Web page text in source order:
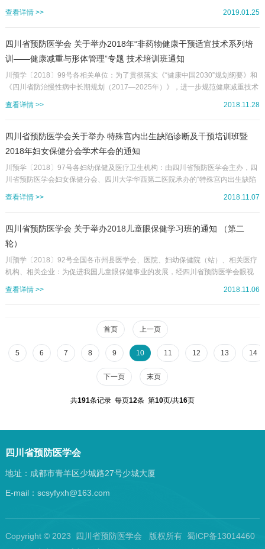
术人才队伍综合素质，更好地推广中国妇女盆底功能障碍防治技术及整体康复技
防治水平规范化发展，由四川省预防医学会、四川省女性盆底功能障碍性疾病质
量控制中心联合主办、四川大学华西第二医院承办的“盆底功能障碍性疾病防...
查看详情 >> 2019.01.25
四川省预防医学会 关于举办2018年“非药物健康干预适宜技术系列培
训——健康减重与形体管理”专题 技术培训班通知
川预学〔2018〕99号各相关单位：为了贯彻落实《“健康中国2030”规划纲要》和
《四川省防治慢性病中长期规划（2017—2025年）》，进一步规范健康减重技术
量，推进肥胖预防治疗一体化、规范化、科学化，四川省预防医学会身体活动与
之健康减重与形体管理”专题技术培训班。本次培训班将邀请临床医学、体育学、
中医学、营养学、康复医学等肥胖问题所涉及的跨学...
查看详情 >> 2018.11.28
四川省预防医学会关于举办 特殊宫内出生缺陷诊断及干预培训班暨
2018年妇女保健分会学术年会的通知
‍‍‍‍‍‍‍‍‍‍川预学〔2018〕97号各妇幼保健及医疗卫生机构：由四川省预防医学会主办，四
川省预防医学会妇女保健分会、四川大学华西第二医院承办的“特殊宫内出生缺陷
术年会”定于2018年12月7-9日在成都召开，大会主席由华西第二医院王晓东教授
护领域的热点与难点，特别是特殊宫内出生缺陷的监护与宫内治疗，通过大会主
题演讲、围产医学热点专题...
查看详情 >> 2018.11.07
四川省预防医学会 关于举办2018儿童眼保健学习班的通知 （第二
轮）
川预学〔2018〕92号全国各市州县医学会、医院、妇幼保健院（站）、相关医疗
机构、相关企业：为促进我国儿童眼保健事业的发展，经四川省预防医学会眼视
——2018儿童眼保健学习班。学习班主要涉及青少年近视防控、斜视和弱视的规
先天性白内障的诊治等内容。现将相关事宜通知如下：一、会议时间1.报到时间：
2018年11月22日下午13：00~19：002.会议...
查看详情 >> 2018.11.06
首页 上一页
5 6 7 8 9 10 11 12 13 14
下一页 末页
共191条记录 每页12条 第10页/共16页
四川省预防医学会
地址：成都市青羊区少城路27号少城大厦
E-mail：scsyfyxh@163.com
Copyright © 2023 四川省预防医学会 版权所有 蜀ICP备13014460